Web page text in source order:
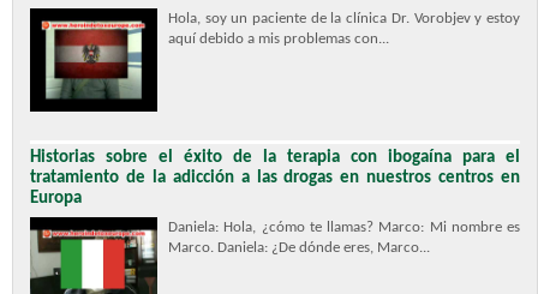
Hola, soy un paciente de la clínica Dr. Vorobjev y estoy
aquí debido a mis problemas con...
Historias sobre el éxito de la terapia con ibogaína para el
tratamiento de la adicción a las drogas en nuestros centros en
Europa
Daniela: Hola, ¿cómo te llamas? Marco: Mi nombre es
Marco. Daniela: ¿De dónde eres, Marco...